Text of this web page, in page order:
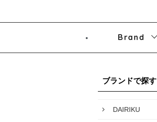
Brand
ブランドで探す
DAIRIKU